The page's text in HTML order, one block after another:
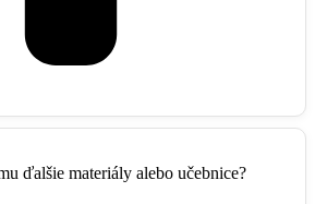
ďalšie materiály alebo učebnice?